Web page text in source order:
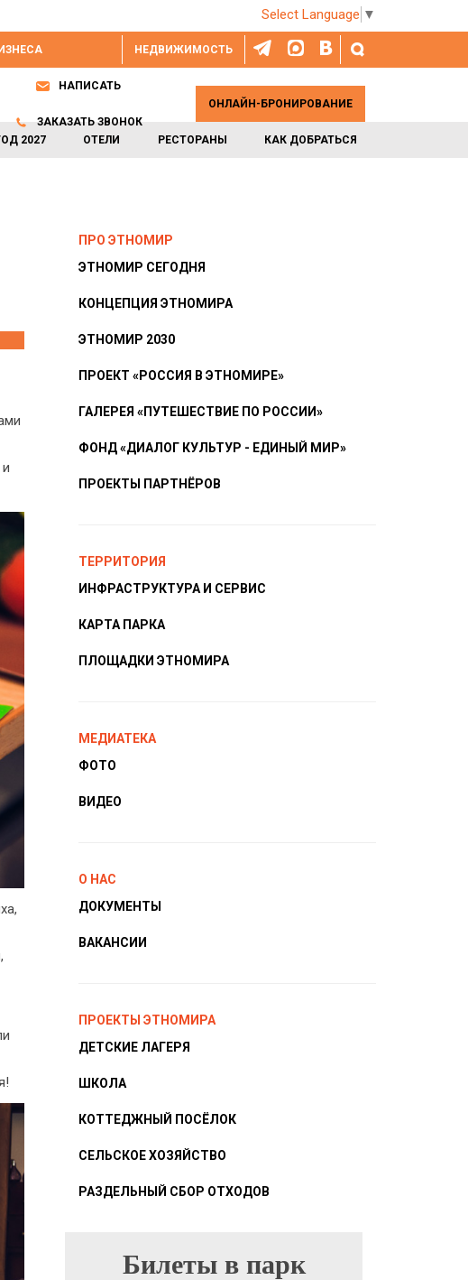
Select Language ▼
НЕДВИЖИМОСТЬ
2027 ОТЕЛИ РЕСТОРАНЫ КАК ДОБРАТЬСЯ
НАПИСАТЬ
ЗАКАЗАТЬ ЗВОНОК
ОНЛАЙН-БРОНИРОВАНИЕ
ПРО ЭТНОМИР
ЭТНОМИР СЕГОДНЯ
КОНЦЕПЦИЯ ЭТНОМИРА
ЭТНОМИР 2030
ПРОЕКТ «РОССИЯ В ЭТНОМИРЕ»
ГАЛЕРЕЯ «ПУТЕШЕСТВИЕ ПО РОССИИ»
ФОНД «ДИАЛОГ КУЛЬТУР - ЕДИНЫЙ МИР»
ПРОЕКТЫ ПАРТНЁРОВ
ТЕРРИТОРИЯ
ИНФРАСТРУКТУРА И СЕРВИС
КАРТА ПАРКА
ПЛОЩАДКИ ЭТНОМИРА
МЕДИАТЕКА
ФОТО
ВИДЕО
О НАС
ДОКУМЕНТЫ
ВАКАНСИИ
ПРОЕКТЫ ЭТНОМИРА
ДЕТСКИЕ ЛАГЕРЯ
ШКОЛА
КОТТЕДЖНЫЙ ПОСЁЛОК
СЕЛЬСКОЕ ХОЗЯЙСТВО
РАЗДЕЛЬНЫЙ СБОР ОТХОДОВ
БИЛЕТЫ В ПАРК
Билеты в парк